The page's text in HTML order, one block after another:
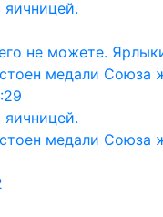
не можете.
медали Союза
медали Союза